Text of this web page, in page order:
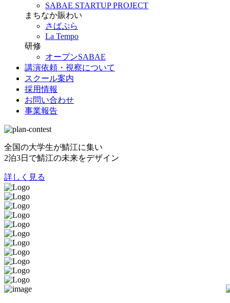
SABAE STARTUP PROJECT
まちなか賑わい
さばぷら
La Tempo
研修
オープンSABAE
講演依頼・視察について
スクール案内
採用情報
お問い合わせ
事業報告
全国の大学生が鯖江に集い
2泊3日で鯖江の未来をデザイン
詳しく見る